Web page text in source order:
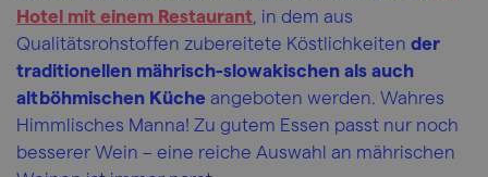
Hotel mit einem Restaurant , in dem aus
Qualitätsrohstoffen zubereitete Köstlichkeiten der
traditionellen mährisch-slowakischen als auch
altböhmischen Küche angeboten werden. Wahres
Himmlisches Manna! Zu gutem Essen passt nur noch
besserer Wein – eine reiche Auswahl an mährischen